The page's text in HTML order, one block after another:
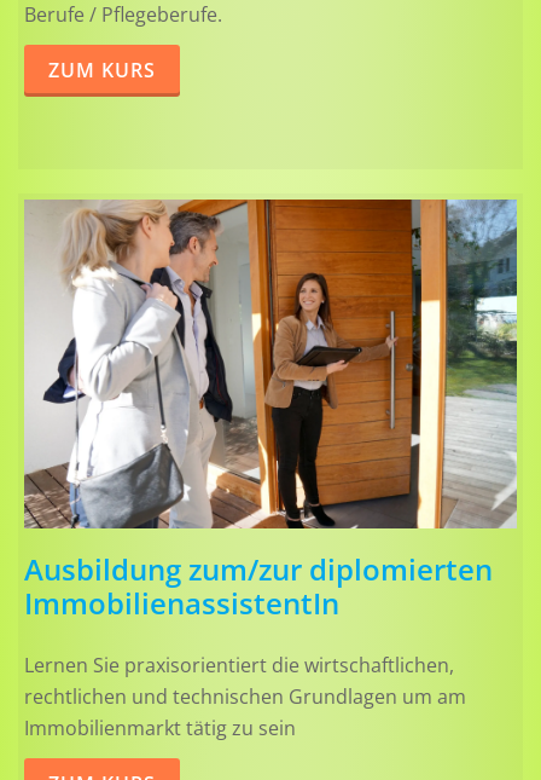
Berufe / Pflegeberufe.
ZUM KURS
Ausbildung zum/zur diplomierten
ImmobilienassistentIn
Lernen Sie praxisorientiert die wirtschaftlichen,
rechtlichen und technischen Grundlagen um am
Immobilienmarkt tätig zu sein